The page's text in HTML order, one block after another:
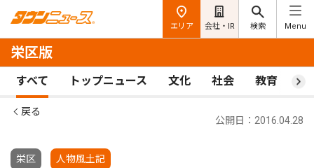
エリア 会社・IR 検索 Menu
栄区版
すべて トップニュース 文化 社会 教育 ス
戻る
栄区 人物風土記
公開日：2016.04.28